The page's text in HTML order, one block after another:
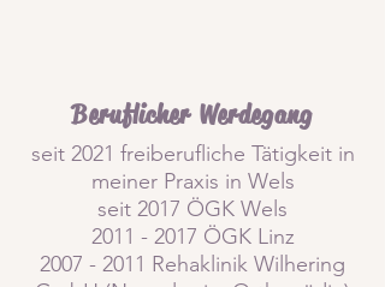
Beruflicher Werdegang
seit 2021 freiberufliche Tätigkeit in
meiner Praxis in Wels
seit 2017 ÖGK Wels
2011 - 2017 ÖGK Linz
2007 - 2011 Rehaklinik Wilhering